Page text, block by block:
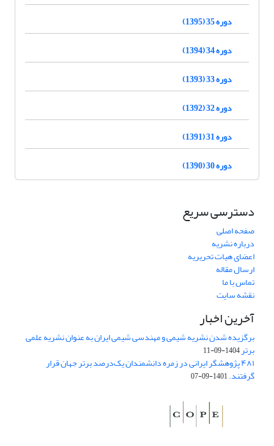
دوره 35 (1395)
دوره 34 (1394)
دوره 33 (1393)
دوره 32 (1392)
دوره 31 (1391)
دوره 30 (1390)
دسترسی سریع
صفحه اصلی
درباره نشریه
اعضای هیات تحریریه
ارسال مقاله
تماس با ما
نقشه سایت
آخرین اخبار
برگزیده شدن نشریه شیمی و مهندسی شیمی ایران به عنوان نشریه علمی
برتر1404-09-11
۴۸۱ پژوهشگر ایرانی در زمره دانشمندان یک‌درصد برتر جهان قرار
گرفتند.1401-09-07